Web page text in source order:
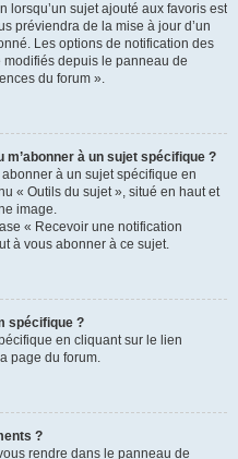
lorsqu’un sujet ajouté aux favoris est
préviendra de la mise à jour d’un
Les options de notification des
depuis le panneau de
du forum ».
à un sujet spécifique ?
à un sujet spécifique en
« Outils du sujet », situé en haut et
image.
« Recevoir une notification
à vous abonner à ce sujet.
spécifique ?
en cliquant sur le lien
page du forum.
?
rendre dans le panneau de